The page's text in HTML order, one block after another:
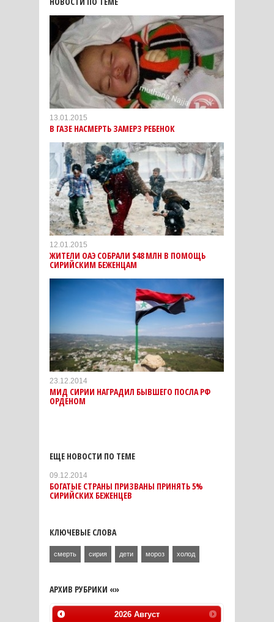
13.01.2015
В ГАЗЕ НАСМЕРТЬ ЗАМЕРЗ РЕБЕНОК
12.01.2015
ЖИТЕЛИ ОАЭ СОБРАЛИ $48 МЛН В ПОМОЩЬ
СИРИЙСКИМ БЕЖЕНЦАМ
23.12.2014
МИД СИРИИ НАГРАДИЛ БЫВШЕГО ПОСЛА РФ
ОРДЕНОМ
ЕЩЕ НОВОСТИ ПО ТЕМЕ
09.12.2014
БОГАТЫЕ СТРАНЫ ПРИЗВАНЫ ПРИНЯТЬ 5%
СИРИЙСКИХ БЕЖЕНЦЕВ
КЛЮЧЕВЫЕ СЛОВА
смерть сирия дети мороз холод
АРХИВ РУБРИКИ «»
2026 Август